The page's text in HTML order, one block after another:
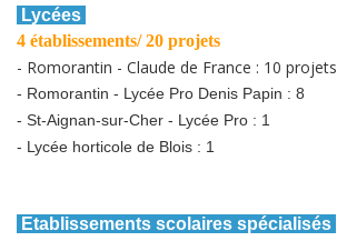
Lycées
4 établissements/ 20 projets
- Romorantin - Claude de France : 10 projets
- Romorantin - Lycée Pro Denis Papin : 8
- St-Aignan-sur-Cher - Lycée Pro : 1
- Lycée horticole de Blois : 1
Etablissements scolaires spécialisés